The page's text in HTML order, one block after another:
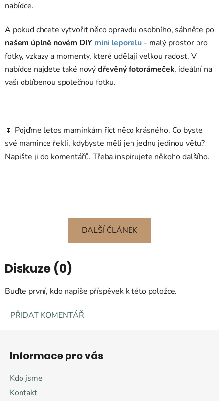
nabídce.
A pokud chcete vytvořit něco opravdu osobního, sáhněte po
našem úplně novém DIY mini leporelu - malý prostor pro
fotky, vzkazy a momenty, které udělají velkou radost. V
nabídce najdete také novýdřevěný fotorámeček, ideální na
vaši oblíbenou společnou fotku.
🌷 Pojďme letos maminkám říct něco krásného. Co byste
své mamince řekli, kdybyste měli jen jednu jedinou větu?
Napište ji do komentářů. Třeba inspirujete někoho dalšího.
DALŠÍ ČLÁNEK
Diskuze (0)
Buďte první, kdo napíše příspěvek k této položce.
PŘIDAT KOMENTÁŘ
Informace pro vás
Kdo jsme
Kontakt